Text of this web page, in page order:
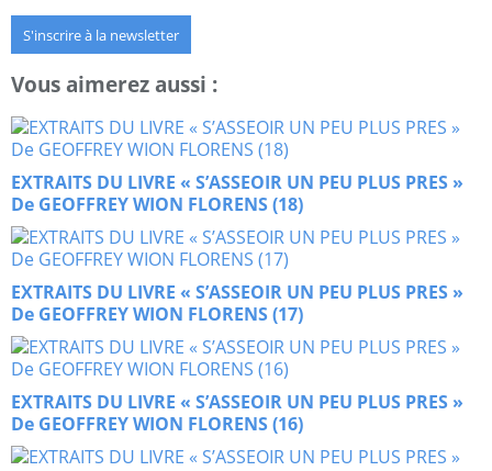
S'inscrire à la newsletter
Vous aimerez aussi :
EXTRAITS DU LIVRE « S’ASSEOIR UN PEU PLUS PRES »
De GEOFFREY WION FLORENS (18)
EXTRAITS DU LIVRE « S’ASSEOIR UN PEU PLUS PRES »
De GEOFFREY WION FLORENS (17)
EXTRAITS DU LIVRE « S’ASSEOIR UN PEU PLUS PRES »
De GEOFFREY WION FLORENS (16)